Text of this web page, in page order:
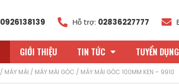
0926138139 Hỗ trợ: 02836227777
GIỚI THIỆU TIN TỨC TUYỂN DỤNG
/ MÁY MÀI / MÁY MÀI GÓC / MÁY MÀI GÓC 100MM KEN – 9910